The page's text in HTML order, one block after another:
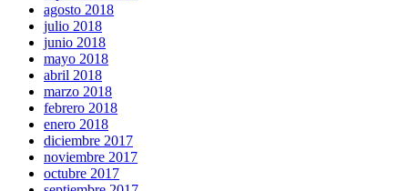
agosto 2018
julio 2018
junio 2018
mayo 2018
abril 2018
marzo 2018
febrero 2018
enero 2018
diciembre 2017
noviembre 2017
octubre 2017